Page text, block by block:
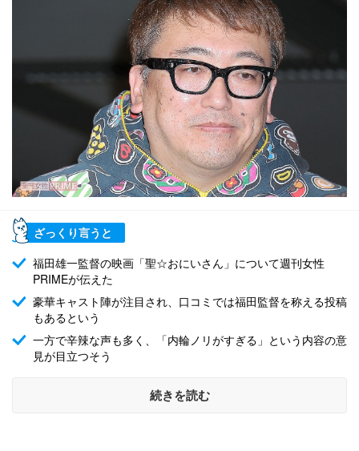
ざっくり言うと
福田雄一監督の映画「聖☆おにいさん」について週刊女性
PRIMEが伝えた
豪華キャスト陣が注目され、口コミでは福田監督を称える投稿
もあるという
一方で辛辣な声も多く、「内輪ノリがすぎる」という内容の意
見が目立つそう
続きを読む